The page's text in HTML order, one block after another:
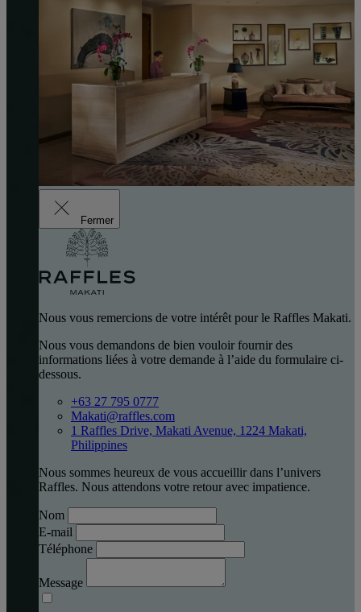
Fermer
Nous vous remercions de votre intérêt pour le Raffles Makati.
Nous vous demandons de bien vouloir fournir des
informations liées à votre demande à l’aide du formulaire ci-
dessous.
+63 27 795 0777
Makati@raffles.com
1 Raffles Drive, Makati Avenue, 1224 Makati,
Philippines
Nous sommes heureux de vous accueillir dans l’univers
Raffles. Nous attendons votre retour avec impatience.
Nom
E-mail
Téléphone
Message